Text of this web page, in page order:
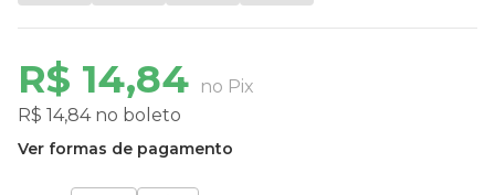
R$ 14,84
no Pix
R$ 14,84 no boleto
Ver formas de pagamento